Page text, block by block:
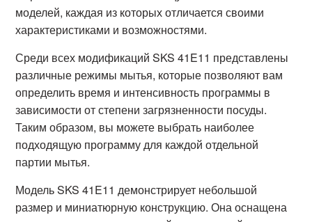
моделей, каждая из которых отличается своими
характеристиками и возможностями.
Среди всех модификаций SKS 41E11 представлены
различные режимы мытья, которые позволяют вам
определить время и интенсивность программы в
зависимости от степени загрязненности посуды.
Таким образом, вы можете выбрать наиболее
подходящую программу для каждой отдельной
партии мытья.
Модель SKS 41E11 демонстрирует небольшой
размер и миниатюрную конструкцию. Она оснащена